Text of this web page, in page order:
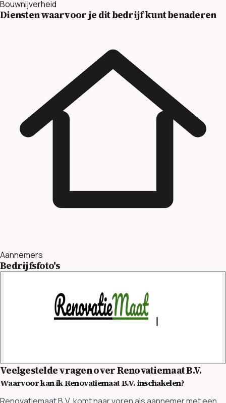
Bouwnijverheid
Diensten waarvoor je dit bedrijf kunt benaderen
Aannemers
Bedrijfsfoto's
Veelgestelde vragen over Renovatiemaat B.V.
Waarvoor kan ik Renovatiemaat B.V. inschakelen?